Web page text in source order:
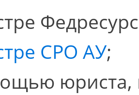
СРО АУ;
юриста,